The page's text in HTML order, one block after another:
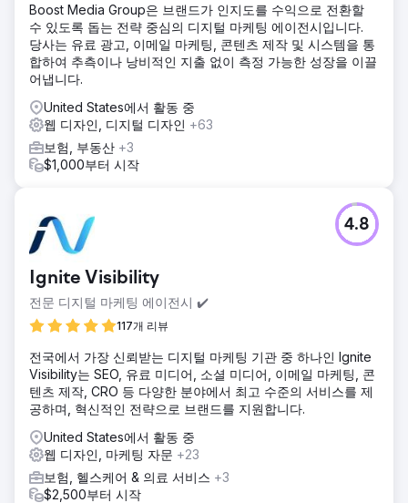
에이전시 페이지로 이동
Boost Media Group은 브랜드가 인지도를 수익으로 전환할
수 있도록 돕는 전략 중심의 디지털 마케팅 에이전시입니다.
당사는 유료 광고, 이메일 마케팅, 콘텐츠 제작 및 시스템을 통
합하여 추측이나 낭비적인 지출 없이 측정 가능한 성장을 이끌
어냅니다.
United States에서 활동 중
웹 디자인, 디지털 디자인 +63
보험, 부동산 +3
$1,000부터 시작
Ignite Visibility
전문 디지털 마케팅 에이전시 ✔️
117개 리뷰
4.8
전국에서 가장 신뢰받는 디지털 마케팅 기관 중 하나인 Ignite
Visibility는 SEO, 유료 미디어, 소셜 미디어, 이메일 마케팅, 콘
텐츠 제작, CRO 등 다양한 분야에서 최고 수준의 서비스를 제
공하며, 혁신적인 전략으로 브랜드를 지원합니다.
United States에서 활동 중
웹 디자인, 마케팅 자문 +23
보험, 헬스케어 & 의료 서비스 +3
$2,500부터 시작